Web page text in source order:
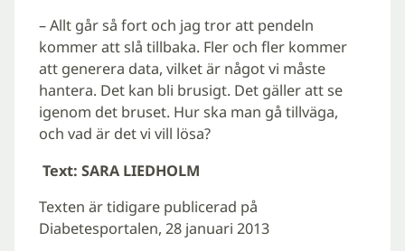
– Allt går så fort och jag tror att pendeln
kommer att slå tillbaka. Fler och fler kommer
att generera data, vilket är något vi måste
hantera. Det kan bli brusigt. Det gäller att se
igenom det bruset. Hur ska man gå tillväga,
och vad är det vi vill lösa?
Text: SARA LIEDHOLM
Texten är tidigare publicerad på
Diabetesportalen, 28 januari 2013